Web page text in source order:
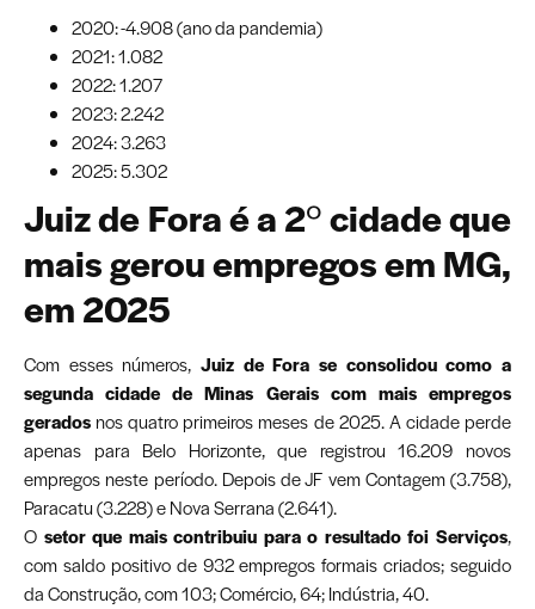
2020: -4.908 (ano da pandemia)
2021: 1.082
2022: 1.207
2023: 2.242
2024: 3.263
2025: 5.302
Juiz de Fora é a 2ºcidade que
mais gerou empregos em MG,
em 2025
Com esses números, Juiz de Fora se consolidou como a
segunda cidade de Minas Gerais com mais empregos
gerados nos quatro primeiros meses de 2025. A cidade perde
apenas para Belo Horizonte, que registrou 16.209 novos
empregos neste período. Depois de JF vem Contagem (3.758),
Paracatu (3.228) e Nova Serrana (2.641).
O setor que mais contribuiu para o resultado foi Serviços,
com saldo positivo de 932 empregos formais criados; seguido
da Construção, com 103; Comércio, 64; Indústria, 40.